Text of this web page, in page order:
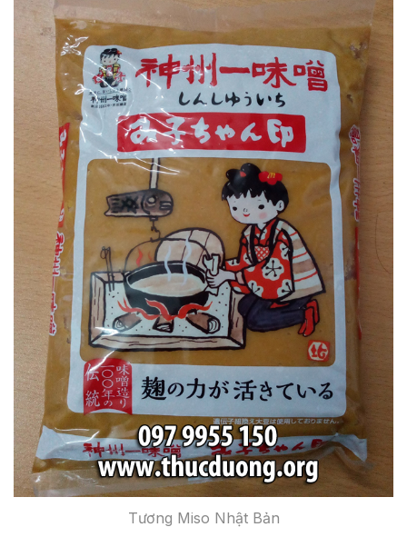
Tương Miso Nhật Bản